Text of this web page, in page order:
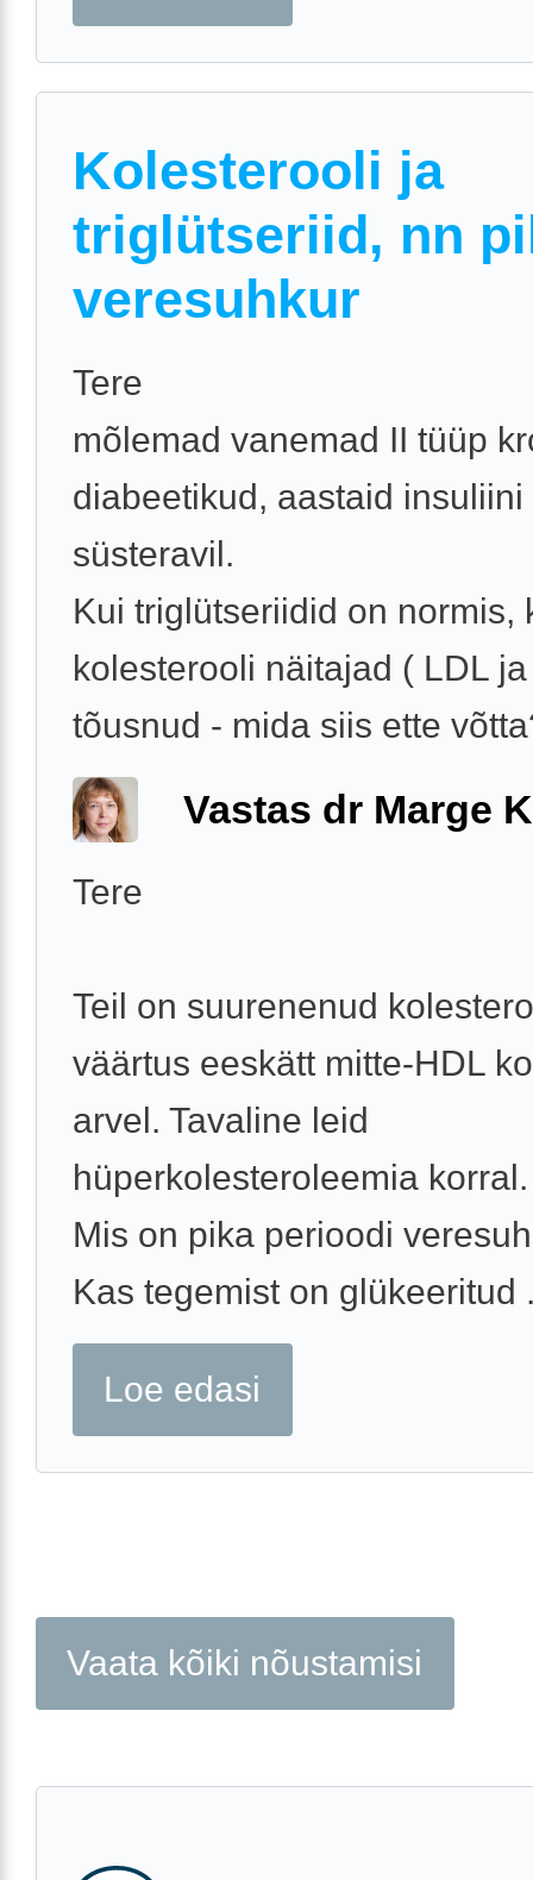
Kolesterooli ja
triglütseriid, nn
veresuhkur
Tere
mõlemad vanemad II tüüp
diabeetikud, aastaid insuliini
süsteravil.
Kui triglütseriidid on normis,
kolesterooli näitajad ( LDL
tõusnud - mida siis ette
Vastas dr Marge
Tere
Teil on suurenenud
väärtus eeskätt mitte-HDL
arvel. Tavaline leid
hüperkolesteroleemia korral.
Mis on pika perioodi
Kas tegemist on glükeeritud
Loe edasi
Vaata kõiki nõustamisi